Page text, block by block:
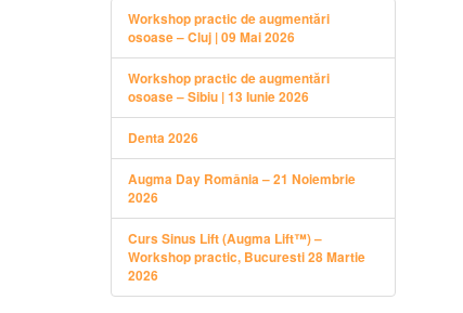
Workshop practic de augmentări
osoase – Cluj | 09 Mai 2026
Workshop practic de augmentări
osoase – Sibiu | 13 Iunie 2026
Denta 2026
Augma Day România – 21 Noiembrie
2026
Curs Sinus Lift (Augma Lift™) –
Workshop practic, Bucuresti 28 Martie
2026